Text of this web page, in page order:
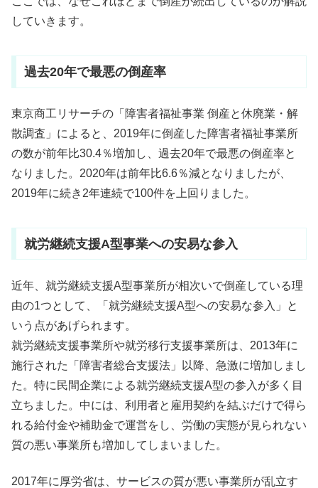
していきます。
過去20年で最悪の倒産率
東京商工リサーチの「障害者福祉事業 倒産と休廃業・解
散調査」によると、2019年に倒産した障害者福祉事業所
の数が前年比30.4％増加し、過去20年で最悪の倒産率と
なりました。2020年は前年比6.6％減となりましたが、
2019年に続き2年連続で100件を上回りました。
就労継続支援A型事業への安易な参入
近年、就労継続支援A型事業所が相次いで倒産している理
由の1つとして、「就労継続支援A型への安易な参入」と
いう点があげられます。
就労継続支援事業所や就労移行支援事業所は、2013年に
施行された「障害者総合支援法」以降、急激に増加しまし
た。特に民間企業による就労継続支援A型の参入が多く目
立ちました。中には、利用者と雇用契約を結ぶだけで得ら
れる給付金や補助金で運営をし、労働の実態が見られない
質の悪い事業所も増加してしまいました。
2017年に厚労省は、サービスの質が悪い事業所が乱立す